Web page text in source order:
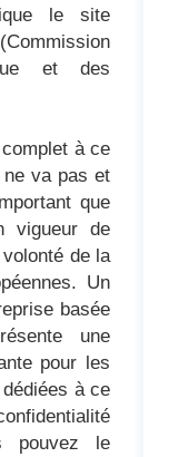
le site
et des
à ce
va pas et
que
vigueur de
de la
Un
basée
une
pour les
à ce
pouvez le